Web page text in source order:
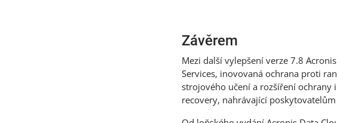
Závěrem
Mezi další vylepšení verze 7.8
Services, inovovaná ochrana proti
strojového učení a rozšíření ochrany
recovery, nahrávající poskytovatelům